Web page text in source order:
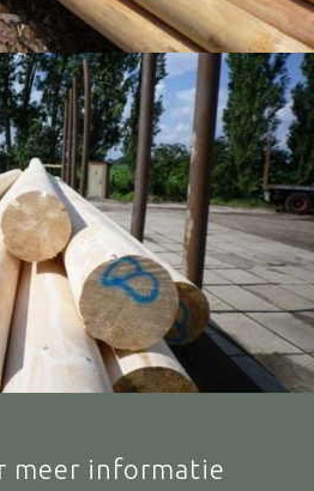
meer informatie